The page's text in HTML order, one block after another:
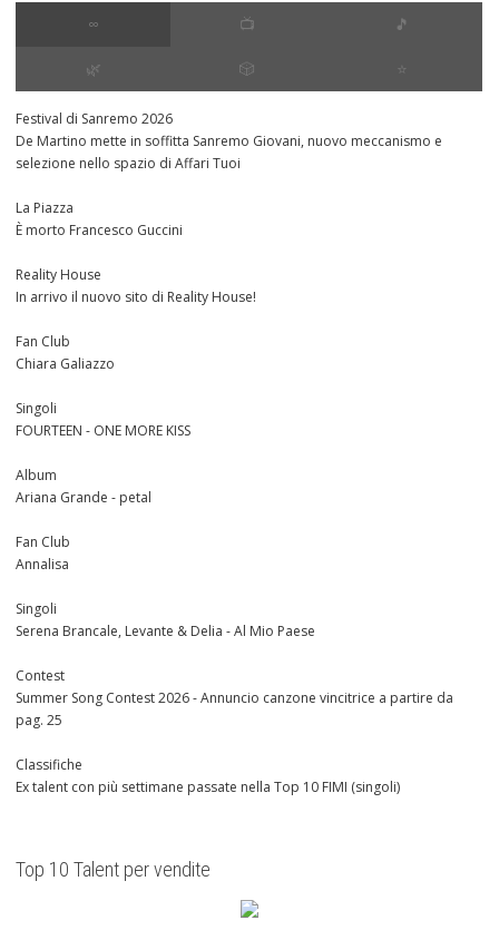
∞ 📺 🎵
🌿 🎲 ⭐️
Festival di Sanremo 2026
De Martino mette in soffitta Sanremo Giovani, nuovo meccanismo e
selezione nello spazio di Affari Tuoi
La Piazza
È morto Francesco Guccini
Reality House
In arrivo il nuovo sito di Reality House!
Fan Club
Chiara Galiazzo
Singoli
FOURTEEN - ONE MORE KISS
Album
Ariana Grande - petal
Fan Club
Annalisa
Singoli
Serena Brancale, Levante & Delia - Al Mio Paese
Contest
Summer Song Contest 2026 - Annuncio canzone vincitrice a partire da
pag. 25
Classifiche
Ex talent con più settimane passate nella Top 10 FIMI (singoli)
Top 10 Talent per vendite